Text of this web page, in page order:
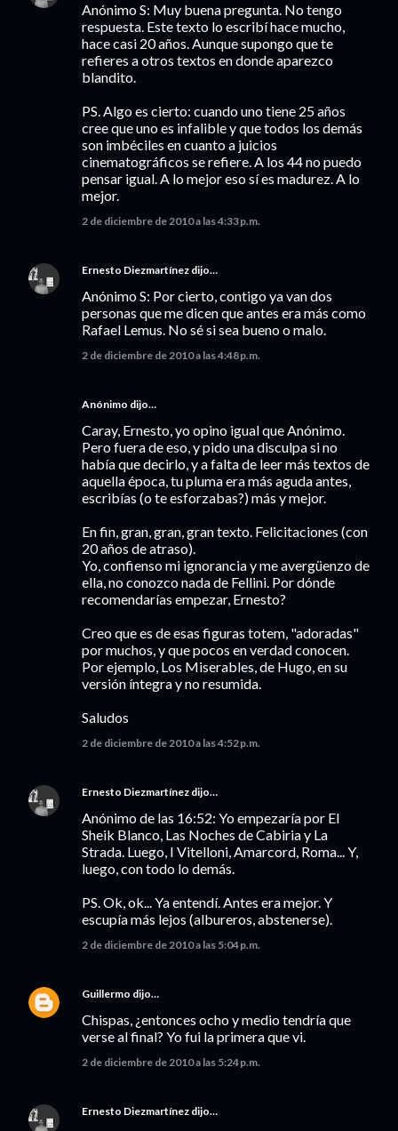
Anónimo S: Muy buena pregunta. No tengo
respuesta. Este texto lo escribí hace mucho,
hace casi 20 años. Aunque supongo que te
refieres a otros textos en donde aparezco
blandito.
PS. Algo es cierto: cuando uno tiene 25 años
cree que uno es infalible y que todos los demás
son imbéciles en cuanto a juicios
cinematográficos se refiere. A los 44 no puedo
pensar igual. A lo mejor eso sí es madurez. A lo
mejor.
2 de diciembre de 2010 a las 4:33 p.m.
Ernesto Diezmartínez dijo…
Anónimo S: Por cierto, contigo ya van dos
personas que me dicen que antes era más como
Rafael Lemus. No sé si sea bueno o malo.
2 de diciembre de 2010 a las 4:48 p.m.
Anónimo dijo…
Caray, Ernesto, yo opino igual que Anónimo.
Pero fuera de eso, y pido una disculpa si no
había que decirlo, y a falta de leer más textos de
aquella época, tu pluma era más aguda antes,
escribías (o te esforzabas?) más y mejor.
En fin, gran, gran, gran texto. Felicitaciones (con
20 años de atraso).
Yo, confienso mi ignorancia y me avergüenzo de
ella, no conozco nada de Fellini. Por dónde
recomendarías empezar, Ernesto?
Creo que es de esas figuras totem, "adoradas"
por muchos, y que pocos en verdad conocen.
Por ejemplo, Los Miserables, de Hugo, en su
versión íntegra y no resumida.
Saludos
2 de diciembre de 2010 a las 4:52 p.m.
Ernesto Diezmartínez dijo…
Anónimo de las 16:52: Yo empezaría por El
Sheik Blanco, Las Noches de Cabiria y La
Strada. Luego, I Vitelloni, Amarcord, Roma... Y,
luego, con todo lo demás.
PS. Ok, ok... Ya entendí. Antes era mejor. Y
escupía más lejos (albureros, abstenerse).
2 de diciembre de 2010 a las 5:04 p.m.
Guillermo dijo…
Chispas, ¿entonces ocho y medio tendría que
verse al final? Yo fui la primera que vi.
2 de diciembre de 2010 a las 5:24 p.m.
Ernesto Diezmartínez dijo…